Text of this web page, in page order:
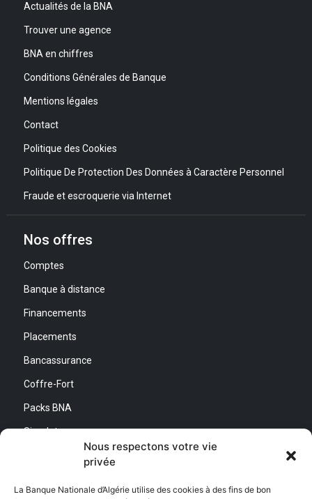
Nous respectons votre vie
privée
La Banque Nationale d’Algérie utilise des cookies à des fins de bon
Actualités de la BNA
Trouver une agence
BNA en chiffres
Conditions Générales de Banque
Mentions légales
Contact
Politique des Cookies
Politique De Protection Des Données à Caractère Personnel
Fraude et escroquerie via Internet
Nos offres
Comptes
Banque à distance
Financements
Placements
Bancassurance
Coffre-Fort
Packs BNA
Simulateurs